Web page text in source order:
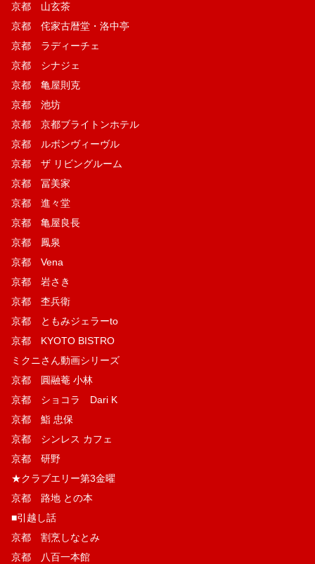
京都 山玄茶
京都 侘家古暦堂・洛中亭
京都 ラディーチェ
京都 シナジェ
京都 亀屋則克
京都 池坊
京都 京都ブライトンホテル
京都 ルボンヴィーヴル
京都 ザ リビングルーム
京都 冨美家
京都 進々堂
京都 亀屋良長
京都 鳳泉
京都 Vena
京都 岩さき
京都 杢兵衛
京都 ともみジェラーto
京都 KYOTO BISTRO
ミクニさん動画シリーズ
京都 圓融菴 小林
京都 ショコラ Dari K
京都 鮨 忠保
京都 シンレス カフェ
京都 研野
★クラブエリー第3金曜
京都 路地 との本
■引越し話
京都 割烹しなとみ
京都 八百一本館